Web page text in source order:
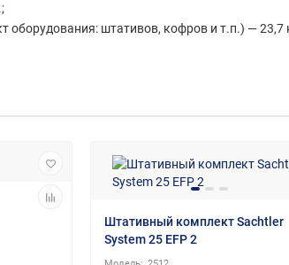
оборудования: штативов, кофров и т.п.) — 23,7
Штативный комплект Sachtler
System 25 EFP 2